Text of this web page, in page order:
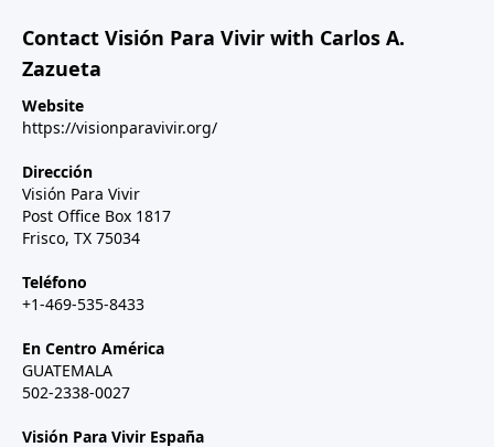
Contact Visión Para Vivir with Carlos A.
Zazueta
Website
https://visionparavivir.org/
Dirección
Visión Para Vivir
Post Office Box 1817
Frisco, TX 75034
Teléfono
+1-469-535-8433
En Centro América
GUATEMALA
502-2338-0027
Visión Para Vivir España